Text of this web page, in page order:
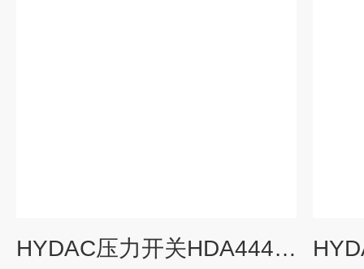
HYDAC压力开关HDA4445-A-250-000校验方法